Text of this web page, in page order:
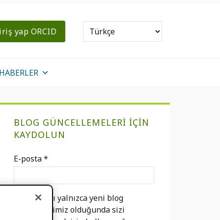
yap ORCID
HABERLER
Birincil
Kenar
Çubuğu
BLOG GÜNCELLEMELERI IÇIN
KAYDOLUN
E-posta*
E-postanızı yalnızca yeni blog
gönderilerimiz olduğunda sizi